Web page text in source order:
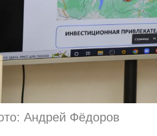
Андрей Фёдоров